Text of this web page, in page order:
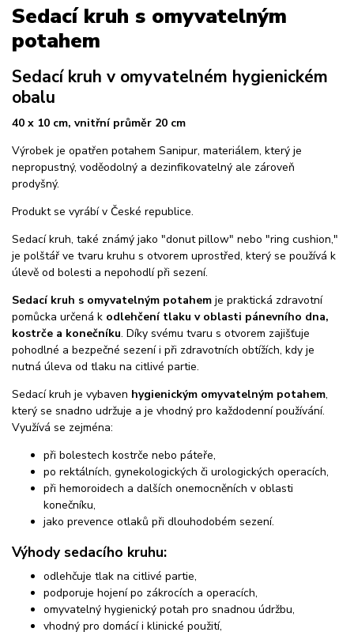
Sedací kruh s omyvatelným
potahem
Sedací kruh v omyvatelném hygienickém
obalu
40 x 10 cm, vnitřní průměr 20 cm
Výrobek je opatřen potahem Sanipur, materiálem, který je
nepropustný, voděodolný a dezinfikovatelný ale zároveň
prodyšný.
Produkt se vyrábí v České republice.
Sedací kruh, také známý jako "donut pillow" nebo "ring cushion,"
je polštář ve tvaru kruhu s otvorem uprostřed, který se používá k
úlevě od bolesti a nepohodlí při sezení.
Sedací kruh s omyvatelným potahem je praktická zdravotní
pomůcka určená k odlehčení tlaku v oblasti pánevního dna,
kostrče a konečníku. Díky svému tvaru s otvorem zajišťuje
pohodlné a bezpečné sezení i při zdravotních obtížích, kdy je
nutná úleva od tlaku na citlivé partie.
Sedací kruh je vybaven hygienickým omyvatelným potahem,
který se snadno udržuje a je vhodný pro každodenní používání.
Využívá se zejména:
při bolestech kostrče nebo páteře,
po rektálních, gynekologických či urologických operacích,
při hemoroidech a dalších onemocněních v oblasti
konečníku,
jako prevence otlaků při dlouhodobém sezení.
Výhody sedacího kruhu:
odlehčuje tlak na citlivé partie,
podporuje hojení po zákrocích a operacích,
omyvatelný hygienický potah pro snadnou údržbu,
vhodný pro domácí i klinické použití,